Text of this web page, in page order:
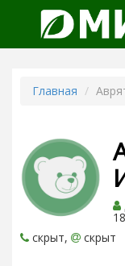
Главная
скрыт,
скрыт